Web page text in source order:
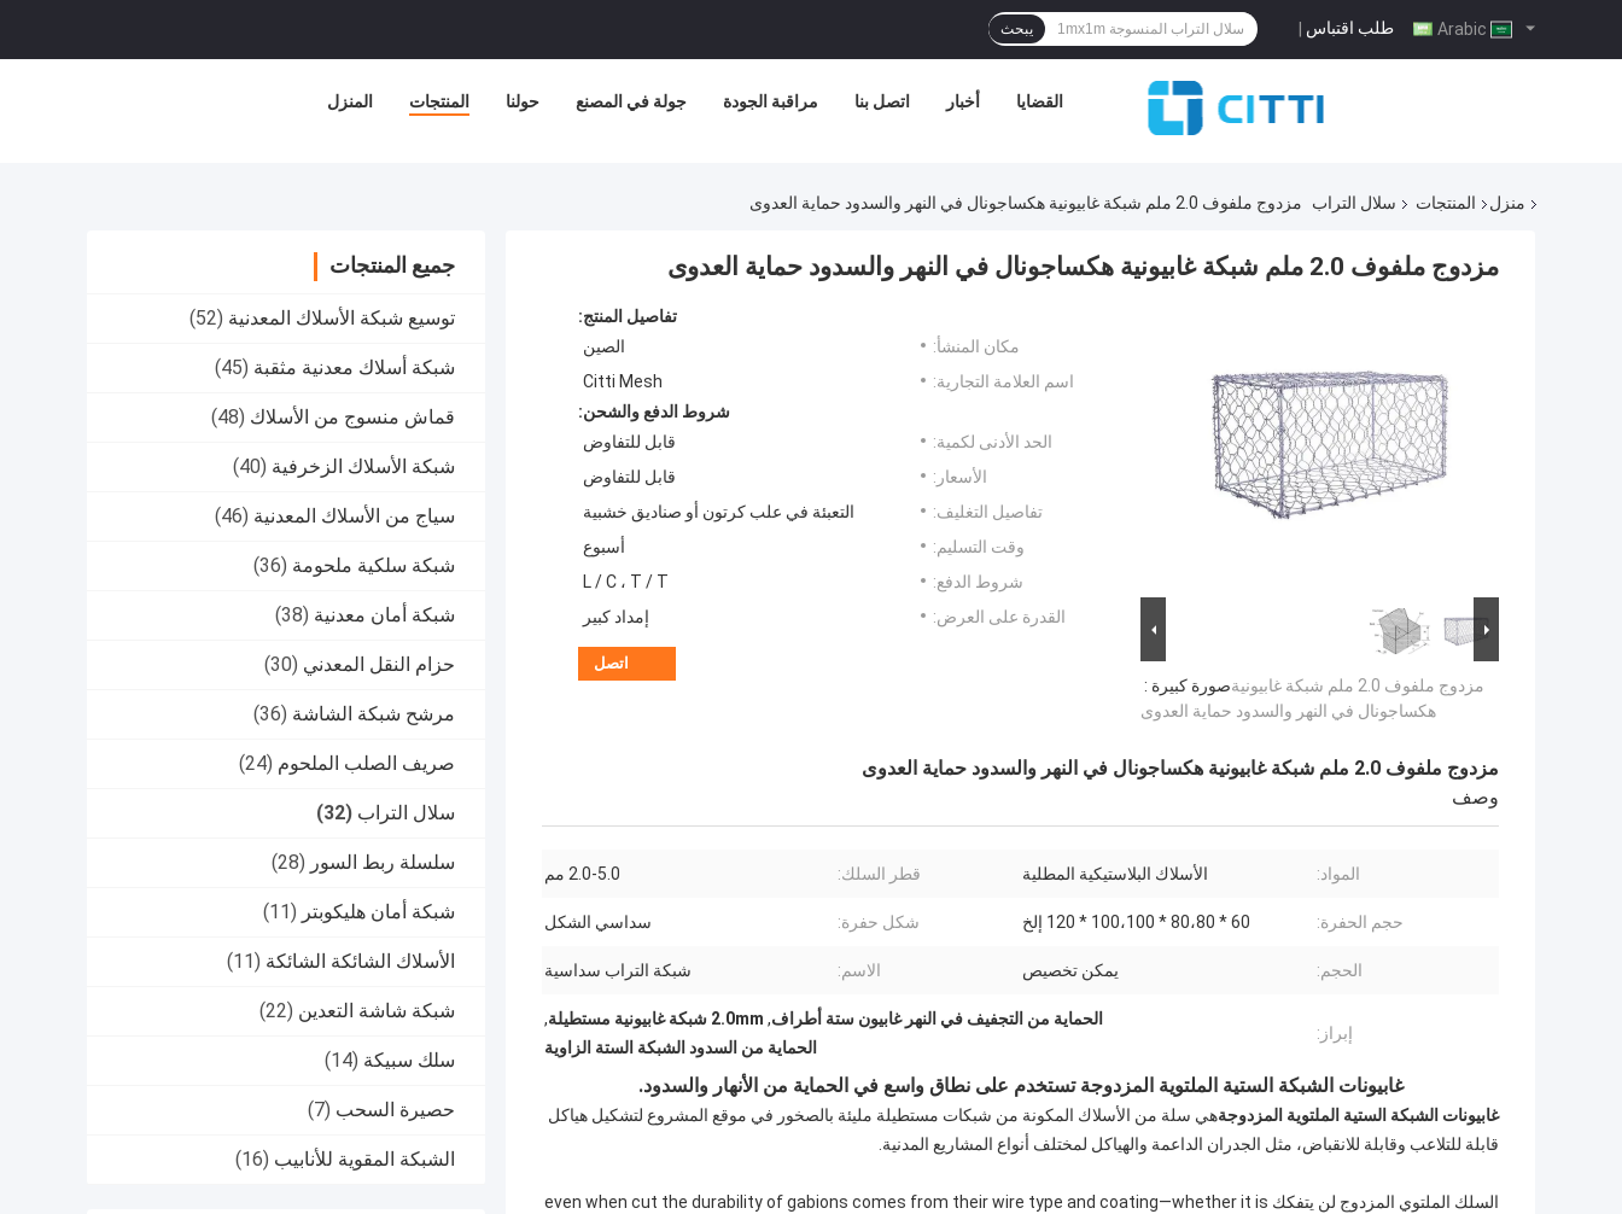
طلب اقتباس | يبحث
المنزل المنتجات حولنا جولة في المصنع مراقبة الجودة اتصل بنا أخبار القضايا
منزل المنتجات سلال التراب مزدوج ملفوف 2.0 ملم شبكة غابيونية هكساجونال في النهر والسدود حماية العدوى
جميع المنتجات
توسيع شبكة الأسلاك المعدنية (52)
شبكة أسلاك معدنية مثقبة (45)
قماش منسوج من الأسلاك (48)
شبكة الأسلاك الزخرفية (40)
سياج من الأسلاك المعدنية (46)
شبكة سلكية ملحومة (36)
شبكة أمان معدنية (38)
حزام النقل المعدني (30)
مرشح شبكة الشاشة (36)
صريف الصلب الملحوم (24)
سلال التراب (32)
سلسلة ربط السور (28)
شبكة أمان هليكوبتر (11)
الأسلاك الشائكة الشائكة (11)
شبكة شاشة التعدين (22)
سلك سبيكة (14)
حصيرة السحب (7)
الشبكة المقوية للأنابيب (16)
مزدوج ملفوف 2.0 ملم شبكة غابيونية هكساجونال في النهر والسدود حماية العدوى
صورة كبيرة :مزدوج ملفوف 2.0 ملم شبكة غابيونية
هكساجونال في النهر والسدود حماية العدوى
تفاصيل المنتج:
مكان المنشأ:
الصين
اسم العلامة التجارية:
Citti Mesh
شروط الدفع والشحن:
الحد الأدنى لكمية:
قابل للتفاوض
الأسعار:
قابل للتفاوض
تفاصيل التغليف:
التعبئة في علب كرتون أو صناديق خشبية
وقت التسليم:
أسبوع
شروط الدفع:
L / C ، T / T
القدرة على العرض:
إمداد كبير
اتصل
مزدوج ملفوف 2.0 ملم شبكة غابيونية هكساجونال في النهر والسدود حماية العدوى
وصف
المواد: الأسلاك البلاستيكية المطلية قطر السلك: 2.0-5.0 مم
حجم الحفرة: 60 * 80،80 * 100،100 * 120 إلخ شكل حفرة: سداسي الشكل
الحجم: يمكن تخصيص الاسم: شبكة التراب سداسية
إبراز:
الحماية من التجفيف في النهر غابيون ستة أطراف, 2.0mm شبكة غابيونية مستطيلة
,
الحماية من السدود الشبكة الستة الزاوية
غابيونات الشبكة الستية الملتوية المزدوجة تستخدم على نطاق واسع في الحماية من الأنهار والسدود.
غابيونات الشبكة الستية الملتوية المزدوجةهي سلة من الأسلاك المكونة من شبكات مستطيلة مليئة بالصخور في موقع المشروع لتشكيل هياكل
قابلة للتلاعب وقابلة للانقباض، مثل الجدران الداعمة والهياكل لمختلف أنواع المشاريع المدنية.
السلك الملتوي المزدوج لن يتفكك even when cut the durability of gabions comes from their wire type and coating—whether it is